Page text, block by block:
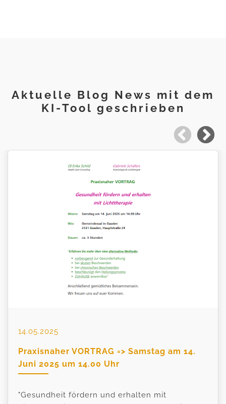
Aktuelle Blog News mit dem
KI-Tool geschrieben
14.05.2025
Praxisnaher VORTRAG => Samstag am 14.
Juni 2025 um 14.00 Uhr
"Gesundheit fördern und erhalten mit